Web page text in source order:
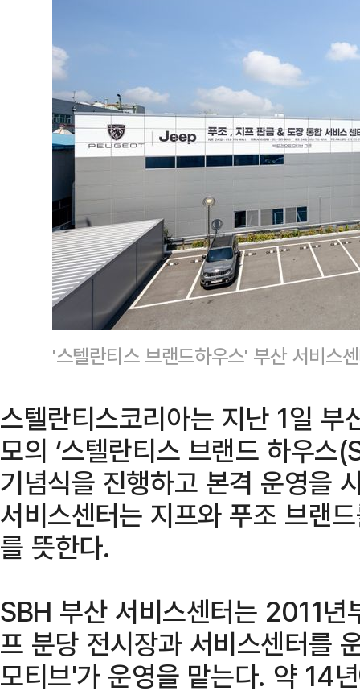
'스텔란티스 브랜드하우스' 부산 서비스
스텔란티스코리아는 지난 1일
모의 ‘스텔란티스 브랜드 하우스
기념식을 진행하고 본격 운영을
서비스센터는 지프와 푸조 브랜
를 뜻한다.
SBH 부산 서비스센터는 2011년
프 분당 전시장과 서비스센터를
모티브'가 운영을 맡는다. 약 14